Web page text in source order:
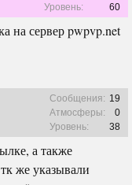
Уровень:
60
на сервер pwpvp.net
Сообщения: 19
Атмосферы:
0
Уровень:
38
а также
же указывали